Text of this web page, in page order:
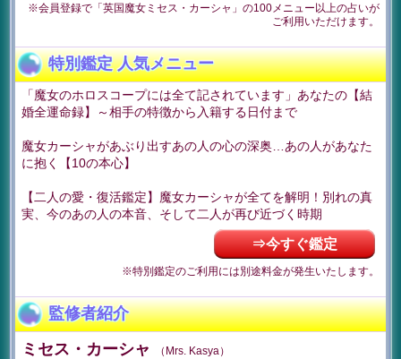
※会員登録で「英国魔女ミセス・カーシャ」の100メニュー以上の占いが
ご利用いただけます。
特別鑑定 人気メニュー
「魔女のホロスコープには全て記されています」あなたの【結
婚全運命録】～相手の特徴から入籍する日付まで
魔女カーシャがあぶり出すあの人の心の深奥…あの人があなた
に抱く【10の本心】
【二人の愛・復活鑑定】魔女カーシャが全てを解明！別れの真
実、今のあの人の本音、そして二人が再び近づく時期
⇒今すぐ鑑定
※特別鑑定のご利用には別途料金が発生いたします。
監修者紹介
ミセス・カーシャ （Mrs. Kasya）